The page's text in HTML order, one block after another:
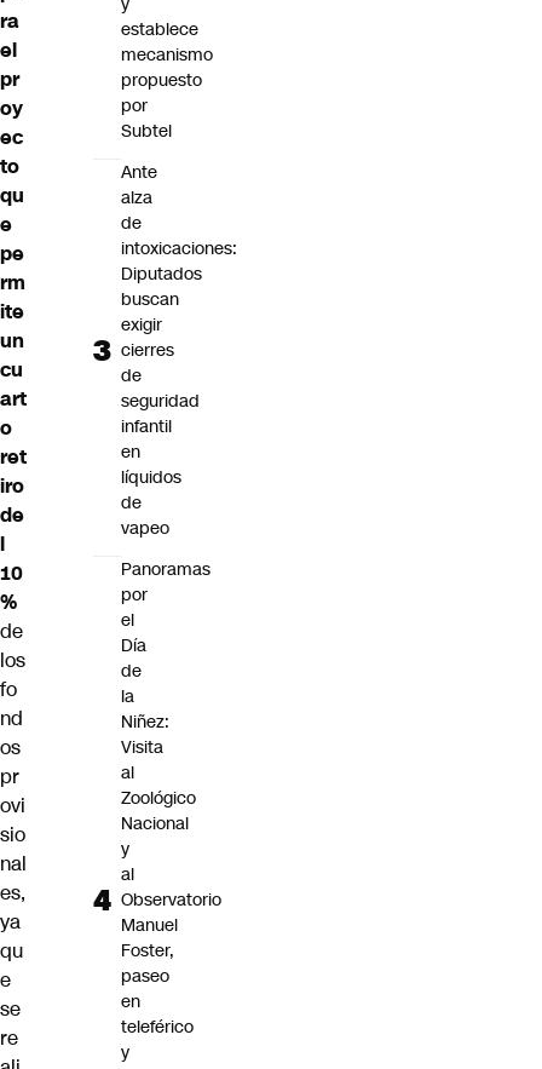
ra
el
pr
oy
ec
to
qu
e
pe
rm
ite
un
cu
art
o
ret
iro
de
l
10
%
de
los
fo
nd
os
pr
ovi
sio
nal
es,
ya
qu
e
se
re
establece
mecanismo
propuesto
por
Subtel
Ante
alza
de
intoxicaciones:
Diputados
buscan
exigir
cierres
de
seguridad
infantil
en
líquidos
de
vapeo
Panoramas
por
el
Día
de
la
Niñez:
Visita
al
Zoológico
Nacional
y
al
Observatorio
Manuel
Foster,
paseo
en
teleférico
y